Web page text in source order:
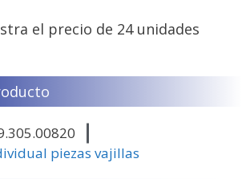
el precio de 24 unidades
piezas vajillas